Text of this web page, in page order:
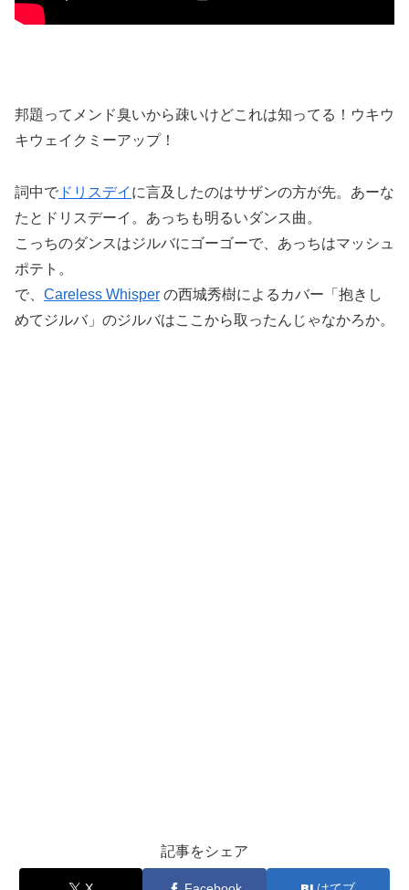
邦題ってメンド臭いから疎いけどこれは知ってる！ウキウ
キウェイクミーアップ！
詞中で ドリスデイ に言及したのはサザンの方が先。あーな
たとドリスデーイ。あっちも明るいダンス曲。
こっちのダンスはジルバにゴーゴーで、あっちはマッシュ
ポテト。
で、 Careless Whisper の西城秀樹によるカバー「抱きし
めてジルバ」のジルバはここから取ったんじゃなかろか。
記事をシェア